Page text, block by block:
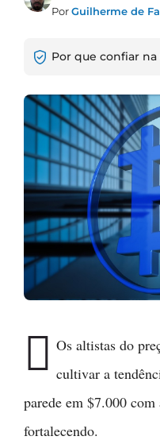
PorGuilherme de
Por que confiar na
 Os altistas do
cultivar a
parede em $7.000
fortalecendo.